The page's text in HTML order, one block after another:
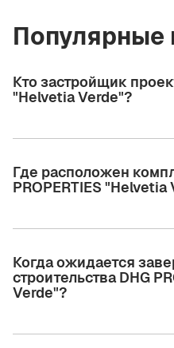
Популярные
Кто застройщик
"Helvetia Verde"?
Где расположен
PROPERTIES "Helvetia
Когда ожидается
строительства DHG
Verde"?